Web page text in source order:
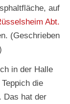
auf
Abt.
(Geschrieben
in der Halle
die
Das hat der